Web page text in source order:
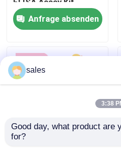
Kontakt mit uns
Neuigkeiten
Rechtssachen
ELISA Assay Kit,
Sandwich ELISA For
Serum Plasma 96
Tests Laboratory
Anfrage absenden
sales
3:38
Good day, what product are
for?